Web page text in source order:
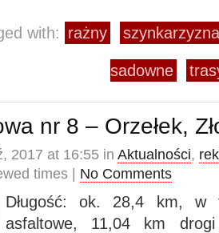
with: rażny szynkarzyzna
sadowne
nr 8 – Orzełek,
2017 at 16:55 in Aktualności,
times | No Comments
Długość: ok. 28,4 km,
asfaltowe, 11,04 km drogi